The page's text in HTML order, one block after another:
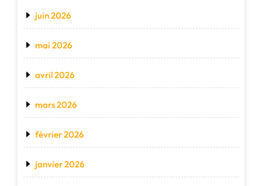
juin 2026
mai 2026
avril 2026
mars 2026
février 2026
janvier 2026